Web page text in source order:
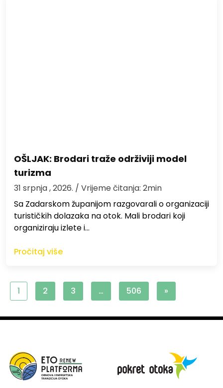
OŠLJAK: Brodari traže održiviji model
turizma
31 srpnja , 2026. / Vrijeme čitanja: 2min
Sa Zadarskom županijom razgovarali o organizaciji
turističkih dolazaka na otok. Mali brodari koji
organiziraju izlete i…
Pročitaj više
1 2 3 … 506 »